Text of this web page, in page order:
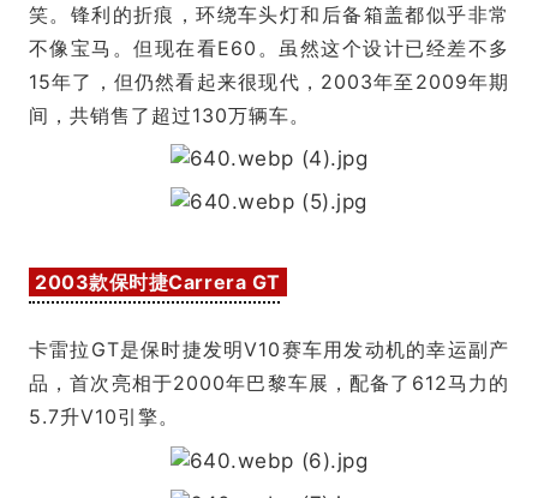
笑。锋利的折痕，环绕车头灯和后备箱盖都似乎非常
不像宝马。但现在看E60。虽然这个设计已经差不多
15年了，但仍然看起来很现代，2003年至2009年期
间，共销售了超过130万辆车。
2003款保时捷Carrera GT
卡雷拉GT是保时捷发明V10赛车用发动机的幸运副产
品，首次亮相于2000年巴黎车展，配备了612马力的
5.7升V10引擎。